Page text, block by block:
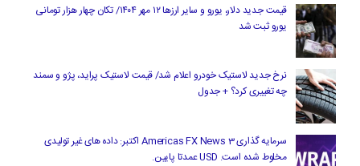
قیمت جدید دلار، یورو و سایر ارزها ۱۲ مهر ۱۴۰۴/ تکان چهار هزار تومانی
یورو ثبت شد
نرخ جدید لاستیک خودرو اعلام شد/ قیمت لاستیک پراید، پژو و سمند
چه تغییری کرد؟ + جدول
سرمایه گذاری Americas FX News 3 اکتبر: داده های غیر تولیدی
مخلوط شده است. USD عمدتا پایین.